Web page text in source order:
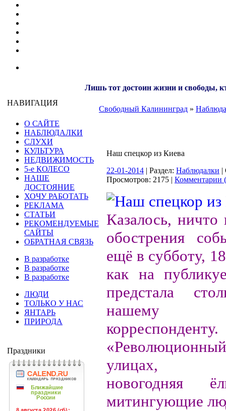
Лишь тот достоин жизни и свободы,
НАВИГАЦИЯ
О САЙТЕ
НАБЛЮДАЛКИ
СЛУХИ
КУЛЬТУРА
НЕДВИЖИМОСТЬ
5-е КОЛЕСО
НАШЕ
ДОСТОЯНИЕ
ХОЧУ РАБОТАТЬ
РЕКЛАМА
СТАТЬИ
РЕКОМЕНДУЕМЫЕ
САЙТЫ
ОБРАТНАЯ СВЯЗЬ
В разработке
В разработке
В разработке
ЛЮДИ
ТОЛЬКО У НАС
ЯНТАРЬ
ПРИРОДА
Праздники
Свободный Калининград »
Наш спецкор из Киева
22-01-2014 | Раздел: Наблюдалки |
Просмотров: 2175 | Комментарии
Казалось,
обострения
ещё в субботу,
как на
предстала
нашему
корреспонденту.
улицах,
новогодняя
митингующие